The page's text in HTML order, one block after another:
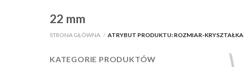
22 mm
STRONA GŁÓWNA / ATRYBUT PRODUKTU: ROZMIAR-KRYSZTAŁKA
KATEGORIE PRODUKTÓW